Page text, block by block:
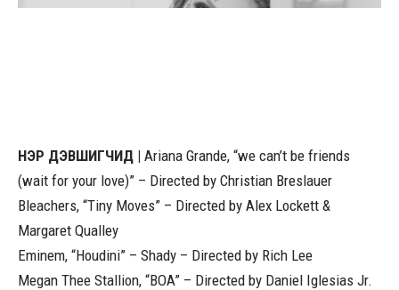
НЭР ДЭВШИГЧИД | Ariana Grande, “we can’t be friends
(wait for your love)” – Directed by Christian Breslauer
Bleachers, “Tiny Moves” – Directed by Alex Lockett &
Margaret Qualley
Eminem, “Houdini” – Shady – Directed by Rich Lee
Megan Thee Stallion, “BOA” – Directed by Daniel Iglesias Jr.